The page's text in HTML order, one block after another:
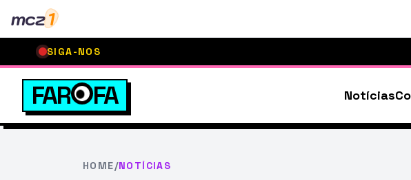
mcz1
SIGA-NOS
FAR FA Notícias
HOME/NOTÍCIAS